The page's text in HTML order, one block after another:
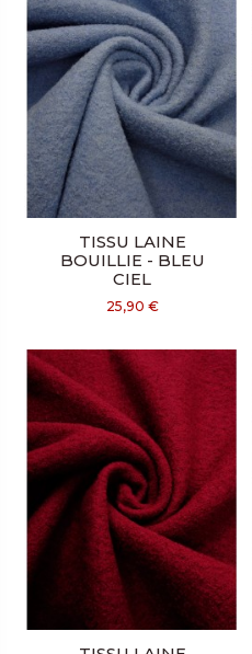
TISSU LAINE
BOUILLIE - BLEU
CIEL
25,90 €